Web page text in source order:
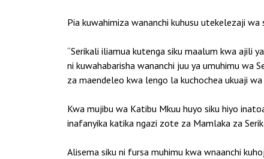
Pia kuwahimiza wananchi kuhusu utekelezaji
“Serikali iliamua kutenga siku maalum kwa ajili
ni kuwahabarisha wananchi juu ya umuhimu wa
za maendeleo kwa lengo la kuchochea ukuaji
Kwa mujibu wa Katibu Mkuu huyo siku hiyo
inafanyika katika ngazi zote za Mamlaka za
Alisema siku ni fursa muhimu kwa wnaanchi